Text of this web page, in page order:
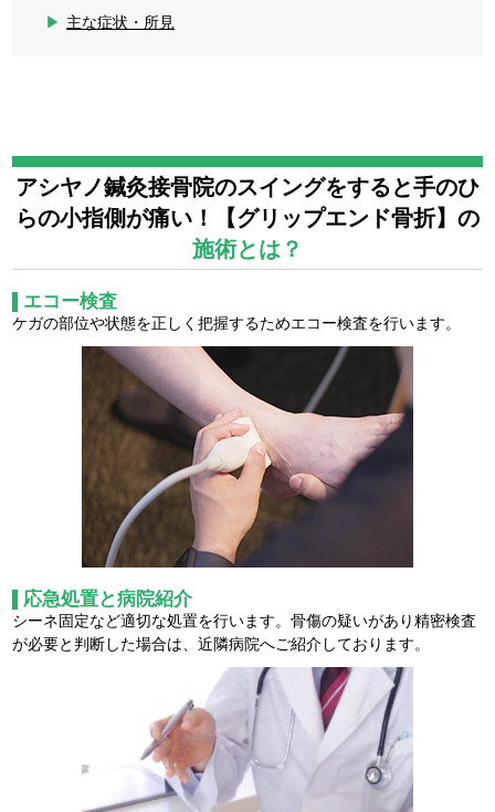
主な症状・所見
アシヤノ鍼灸接骨院のスイングをすると手のひ
らの小指側が痛い！【グリップエンド骨折】の
施術とは？
エコー検査
ケガの部位や状態を正しく把握するためエコー検査を行います。
応急処置と病院紹介
シーネ固定など適切な処置を行います。骨傷の疑いがあり精密検査
が必要と判断した場合は、近隣病院へご紹介しております。